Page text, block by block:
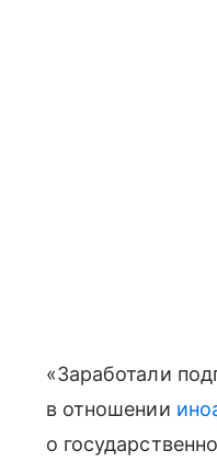
«Заработали
в отношении
о